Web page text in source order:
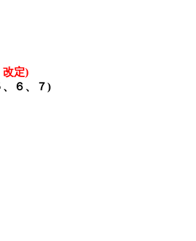
改定)
６、７)